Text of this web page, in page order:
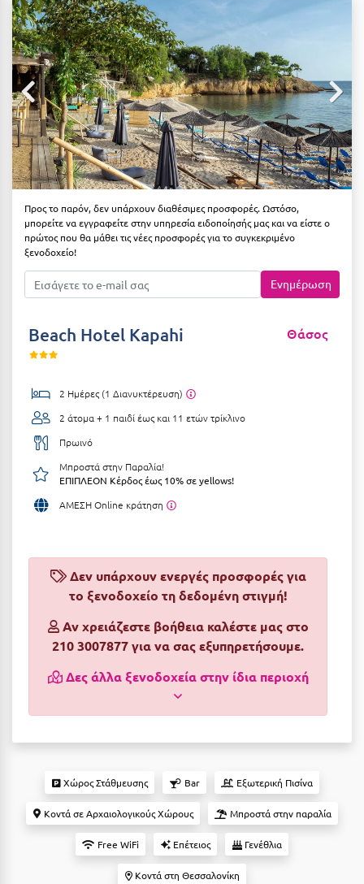
Αιδηψός
Αλεξανδρούπολη
Αλισσός Αχαΐας
Αλόννησος
Αμαλιάδα
Αμάρυνθος
Αμφίκλεια
Ανάβυσσος
Άνδρος
Αράχωβα
Αργολίδα
Αριδαία
Αρκαδία
Αρκίτσα
Αρτέμιδα
Αστυπάλαια
Αχαΐα
Βυτίνα
ΤΎΠΟΣ ΔΙΑΤΡΟΦΉΣ
Διαμονή Μόνο
Πρωινό
Ημιδιατροφή
Ημιδιατροφή + Ποτά
Πλήρης Διατροφή
Ένα Γεύμα
Δύο Γεύματα + Ποτά
ΤΎΠΟΣ ΚΑΤΑΛΎΜΑΤΟΣ
Ξενοδοχεία 1 Αστέρι
Ξενοδοχεία 2 Αστέρων
Ξενοδοχεία 3 Αστέρων
Ξενοδοχεία 4 Αστέρων
Ξενοδοχεία 5 Αστέρων
Βίλες
Κρουαζιέρες
Διαμερίσματα
Boutique Hotels
Ξενώνες
Δες όλες τις προσφορές
Δες όλα τα πακέτα διακοπών
Προς το παρόν, δεν υπάρχουν διαθέσιμες προσφορές. Ωστόσο,
μπορείτε να εγγραφείτε στην υπηρεσία ειδοποίησής μας και να είστε ο
πρώτος που θα μάθει τις νέες προσφορές για το συγκεκριμένο
ξενοδοχείο!
Ενημέρωση
Beach Hotel Kapahi Θάσος
2 Ημέρες (1 Διανυκτέρευση)
2 άτομα + 1 παιδί έως και 11 ετώντρίκλινο
Πρωινό
Μπροστά στην Παραλία!
ΕΠΙΠΛΕΟΝ Κέρδος έως 10% σε yellows!
ΑΜΕΣΗ Online κράτηση
Δεν υπάρχουν ενεργές προσφορές για
το ξενοδοχείο τη δεδομένη στιγμή!
Αν χρειάζεστε βοήθεια καλέστε μας στο
210 3007877 για να σας εξυπηρετήσουμε.
Δες άλλα ξενοδοχεία στην ίδια περιοχή
Χώρος Στάθμευσης Bar Εξωτερική Πισίνα
Κοντά σε Αρχαιολογικούς Χώρους Μπροστά στην παραλία
Free WiFi Επέτειος Γενέθλια
Κοντά στη Θεσσαλονίκη